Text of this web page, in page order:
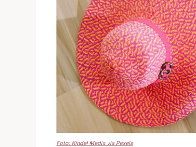
Foto: Kindel Media via Pexels